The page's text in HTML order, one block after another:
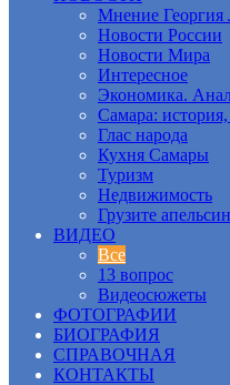
Мнение Георгия
Новости России
Новости Мира
Интересное
Экономика.
Самара:
Глас народа
Кухня Самары
Туризм
Недвижимость
Грузите
ВИДЕО
Все
13 вопрос
Видеосюжеты
ФОТОГРАФИИ
БИОГРАФИЯ
СПРАВОЧНАЯ
КОНТАКТЫ